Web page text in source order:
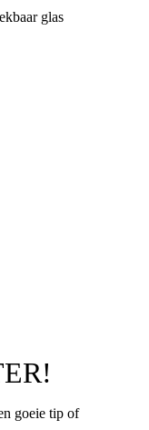
glas
goeie tip of